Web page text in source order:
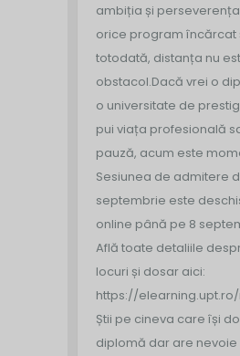
ambiția și
orice program încărcat
totodată, distanța nu
obstacol.Dacă vrei o
o universitate de
pui viața profesională
pauză, acum este
Sesiunea de admitere
septembrie este
online până pe 8
Află toate detaliile
locuri și dosar aici:
https://
Știi pe cineva care își
diplomă dar are nevoie